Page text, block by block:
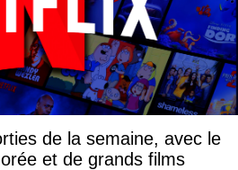
de la semaine, avec le
et de grands films